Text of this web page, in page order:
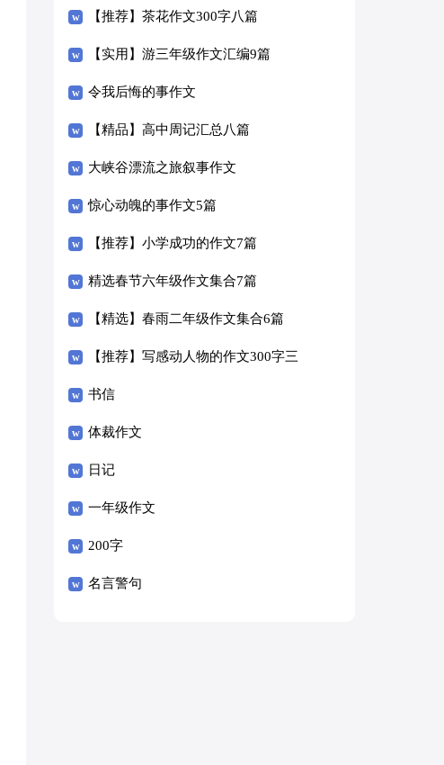
【推荐】茶花作文300字八篇
【实用】游三年级作文汇编9篇
令我后悔的事作文
【精品】高中周记汇总八篇
大峡谷漂流之旅叙事作文
惊心动魄的事作文5篇
【推荐】小学成功的作文7篇
精选春节六年级作文集合7篇
【精选】春雨二年级作文集合6篇
【推荐】写感动人物的作文300字三
篇
书信
体裁作文
日记
一年级作文
200字
名言警句